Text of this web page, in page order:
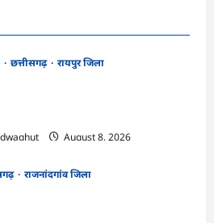
छत्तीसगढ़
रायपुर जिला
August 8, 2026
राजनांदगांव जिला